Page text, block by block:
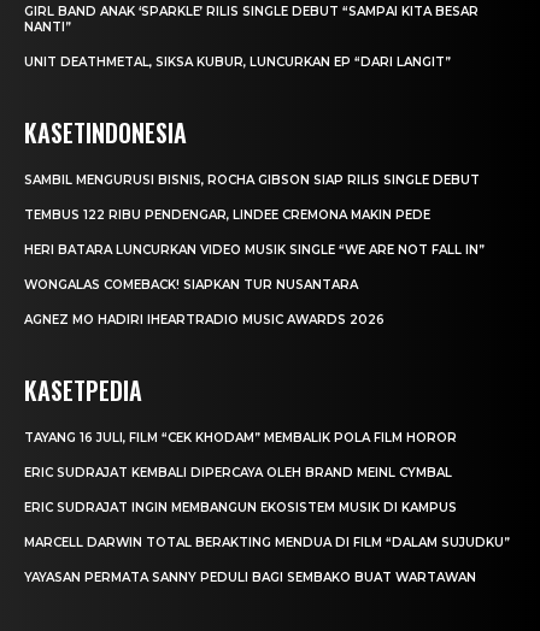
GIRL BAND ANAK ‘SPARKLE’ RILIS SINGLE DEBUT “SAMPAI KITA BESAR
NANTI”
UNIT DEATHMETAL, SIKSA KUBUR, LUNCURKAN EP “DARI LANGIT”
KASETINDONESIA
SAMBIL MENGURUSI BISNIS, ROCHA GIBSON SIAP RILIS SINGLE DEBUT
TEMBUS 122 RIBU PENDENGAR, LINDEE CREMONA MAKIN PEDE
HERI BATARA LUNCURKAN VIDEO MUSIK SINGLE “WE ARE NOT FALL IN”
WONGALAS COMEBACK! SIAPKAN TUR NUSANTARA
AGNEZ MO HADIRI IHEARTRADIO MUSIC AWARDS 2026
KASETPEDIA
TAYANG 16 JULI, FILM “CEK KHODAM” MEMBALIK POLA FILM HOROR
ERIC SUDRAJAT KEMBALI DIPERCAYA OLEH BRAND MEINL CYMBAL
ERIC SUDRAJAT INGIN MEMBANGUN EKOSISTEM MUSIK DI KAMPUS
MARCELL DARWIN TOTAL BERAKTING MENDUA DI FILM “DALAM SUJUDKU”
YAYASAN PERMATA SANNY PEDULI BAGI SEMBAKO BUAT WARTAWAN